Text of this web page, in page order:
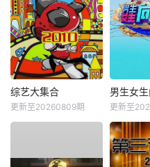
综艺大集合
更新至20260809期
男生女
更新至